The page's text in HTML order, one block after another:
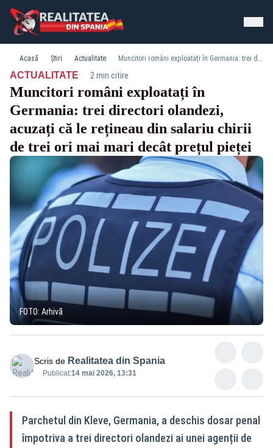
Acasă Știri Actualitate Muncitori români exploatați în Germania: trei directori olandezi, acuzați că le rețineau din salariu chirii de trei ori mai mari decât prețul pieței
ACTUALITATE· 2 min citire
Muncitori români exploatați în
Germania: trei directori olandezi,
acuzați că le rețineau din salariu chirii
de trei ori mai mari decât prețul pieței
FOTO: Arhivă
Scris de Realitatea din Spania
Publicat:14 mai 2026, 13:31
Parchetul din Kleve, Germania, a deschis dosar penal
împotriva a trei directori olandezi ai unei agenții de